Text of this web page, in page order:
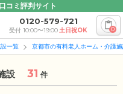
コミ評判サイト
0120-579-721
受付 10:00〜19:00土日祝OK 0
一覧 京都市の有料老人ホーム・介護
設 31 件